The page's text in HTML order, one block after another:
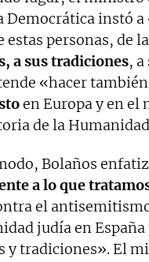
Democrática instó
estas personas, de
a sus tradiciones,
«hacer
en Europa y en el
de la
Bolaños
a lo que
el
judía en
y tradiciones». El